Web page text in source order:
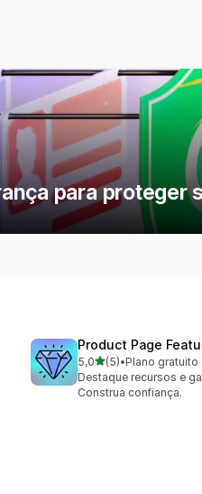
para proteger
Product Page
5,0de 5 estrelas
(5)
5 avaliações ao todo
•Plano
Destaque recursos e
Construa confiança.